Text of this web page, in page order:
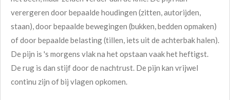
verergeren door bepaalde houdingen (zitten, autorijden,
staan), door bepaalde bewegingen (bukken, bedden opmaken)
of door bepaalde belasting (tillen, iets uit de achterbak halen).
De pijn is 's morgens vlak na het opstaan vaak het heftigst.
De rug is dan stijf door de nachtrust. De pijn kan vrijwel
continu zijn of bij vlagen opkomen.